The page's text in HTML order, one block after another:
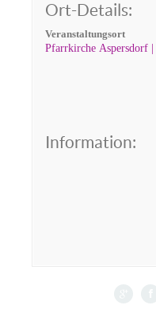
Ort-Details:
Veranstaltungsort
Pfarrkirche Aspersdorf |
Information: